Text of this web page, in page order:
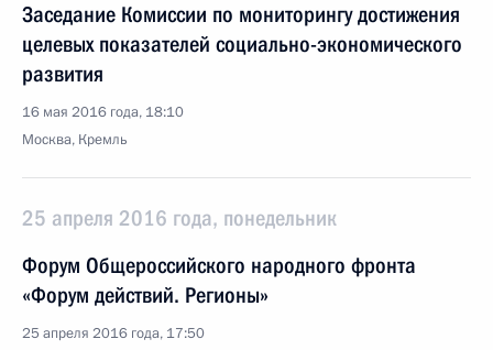
Заседание Комиссии по мониторингу достижения
целевых показателей социально-экономического
развития
16 мая 2016 года, 18:10
Москва, Кремль
25 апреля 2016 года, понедельник
Форум Общероссийского народного фронта
«Форум действий. Регионы»
25 апреля 2016 года, 17:50